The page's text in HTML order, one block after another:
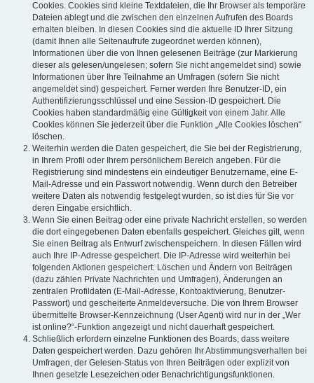
Cookies. Cookies sind kleine Textdateien, die Ihr Browser als temporäre
Dateien ablegt und die zwischen den einzelnen Aufrufen des Boards
erhalten bleiben. In diesen Cookies sind die aktuelle ID Ihrer Sitzung
(damit Ihnen alle Seitenaufrufe zugeordnet werden können),
Informationen über die von Ihnen gelesenen Beiträge (zur Markierung
dieser als gelesen/ungelesen; sofern Sie nicht angemeldet sind) sowie
Informationen über Ihre Teilnahme an Umfragen (sofern Sie nicht
angemeldet sind) gespeichert. Ferner werden Ihre Benutzer-ID, ein
Authentifizierungsschlüssel und eine Session-ID gespeichert. Die
Cookies haben standardmäßig eine Gültigkeit von einem Jahr. Alle
Cookies können Sie jederzeit über die Funktion „Alle Cookies löschen“
löschen.
Weiterhin werden die Daten gespeichert, die Sie bei der Registrierung,
in Ihrem Profil oder Ihrem persönlichem Bereich angeben. Für die
Registrierung sind mindestens ein eindeutiger Benutzername, eine E-
Mail-Adresse und ein Passwort notwendig. Wenn durch den Betreiber
weitere Daten als notwendig festgelegt wurden, so ist dies für Sie vor
deren Eingabe ersichtlich.
Wenn Sie einen Beitrag oder eine private Nachricht erstellen, so werden
die dort eingegebenen Daten ebenfalls gespeichert. Gleiches gilt, wenn
Sie einen Beitrag als Entwurf zwischenspeichern. In diesen Fällen wird
auch Ihre IP-Adresse gespeichert. Die IP-Adresse wird weiterhin bei
folgenden Aktionen gespeichert: Löschen und Ändern von Beiträgen
(dazu zählen Private Nachrichten und Umfragen), Änderungen an
zentralen Profildaten (E-Mail-Adresse, Kontoaktivierung, Benutzer-
Passwort) und gescheiterte Anmeldeversuche. Die von Ihrem Browser
übermittelte Browser-Kennzeichnung (User Agent) wird nur in der „Wer
ist online?“-Funktion angezeigt und nicht dauerhaft gespeichert.
Schließlich erfordern einzelne Funktionen des Boards, dass weitere
Daten gespeichert werden. Dazu gehören Ihr Abstimmungsverhalten bei
Umfragen, der Gelesen-Status von Ihren Beiträgen oder explizit von
Ihnen gesetzte Lesezeichen oder Benachrichtigungsfunktionen.